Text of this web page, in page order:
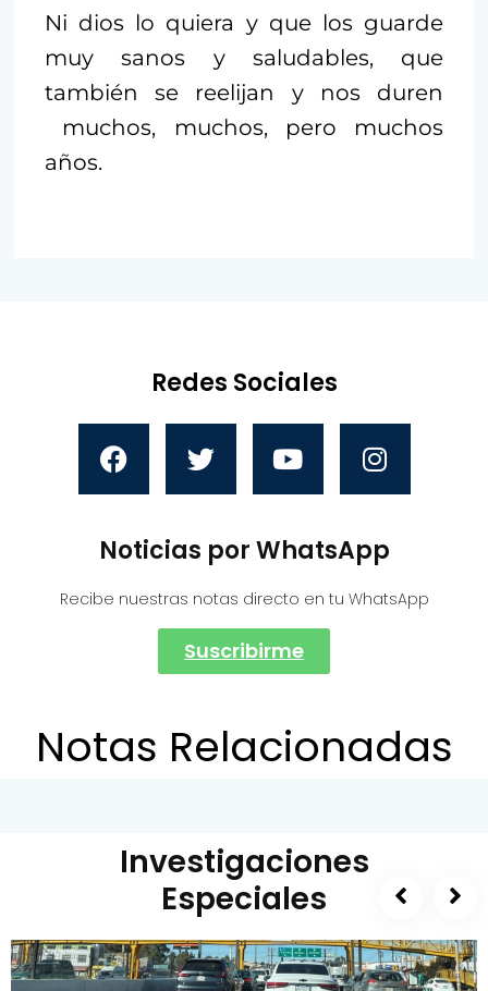
Ni dios lo quiera y que los guarde
muy sanos y saludables, que
también se reelijan y nos duren
muchos, muchos, pero muchos
años.
Redes Sociales
Noticias por WhatsApp
Recibe nuestras notas directo en tu WhatsApp
Suscribirme
Notas Relacionadas
Investigaciones
Especiales